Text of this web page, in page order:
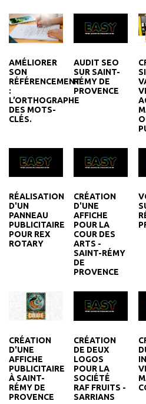
AMÉLIORER
SON
RÉFÉRENCEMENT
:
L’ORTHOGRAPHE
DES MOTS-
CLÉS.
AUDIT SEO
SUR SAINT-
RÉMY DE
PROVENCE
RÉALISATION
D'UN
PANNEAU
PUBLICITAIRE
POUR REX
ROTARY
CRÉATION
D'UNE
AFFICHE
POUR LA
COUR DES
ARTS -
SAINT-RÉMY
DE
PROVENCE
CRÉATION
D'UNE
AFFICHE
PUBLICITAIRE
À SAINT-
RÉMY DE
PROVENCE
CRÉATION
DE DEUX
LOGOS
POUR LA
SOCIÉTÉ
RAF FRUITS -
SARRIANS